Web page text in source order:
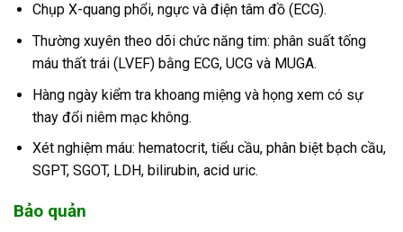
Chụp X-quang phổi, ngực và điện tâm đồ (ECG).
Thường xuyên theo dõi chức năng tim: phân suất tống
máu thất trái (LVEF) bằng ECG, UCG và MUGA.
Hàng ngày kiểm tra khoang miệng và họng xem có sự
thay đổi niêm mạc không.
Xét nghiệm máu: hematocrit, tiểu cầu, phân biệt bạch cầu,
SGPT, SGOT, LDH, bilirubin, acid uric.
Bảo quản